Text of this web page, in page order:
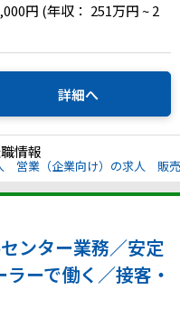
円 (年収： 251万円 ~ 2
詳細へ
情報
営業（企業向け）の求人 販
ンター業務／安定
ーで働く／接客・
ド
ジ
じる